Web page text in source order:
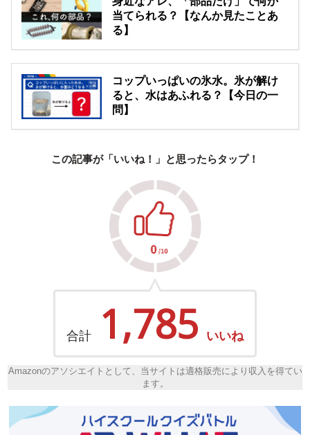
当てられる？【なんか見たことあ
る】
コップいっぱいの氷水。氷が解け
ると、水はあふれる？【今日の一
問】
この記事が「いいね！」と思ったらタップ！
合計 1,785 いいね
Amazonのアソシエイトとして、当サイトは適格販売により収入を得てい
ます。